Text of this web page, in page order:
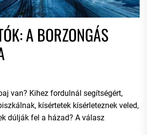
A BORZONGÁS
van? Kihez fordulnál segítségért,
kísértetek kísérleteznek veled,
dúlják fel a házad? A válasz